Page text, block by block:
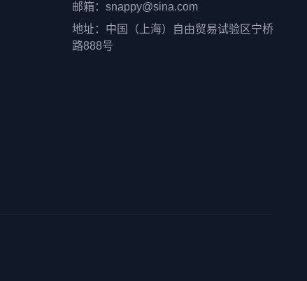
邮箱：snappy@sina.com
地址：中国（上海）自由贸易试验区宁桥
路888号